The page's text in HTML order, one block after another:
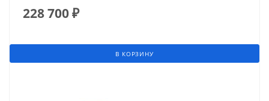
228 700₽
В КОРЗИНУ